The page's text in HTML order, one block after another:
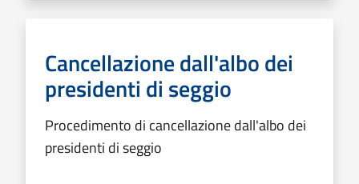
Cancellazione dall'albo dei
presidenti di seggio
Procedimento di cancellazione dall'albo dei
presidenti di seggio